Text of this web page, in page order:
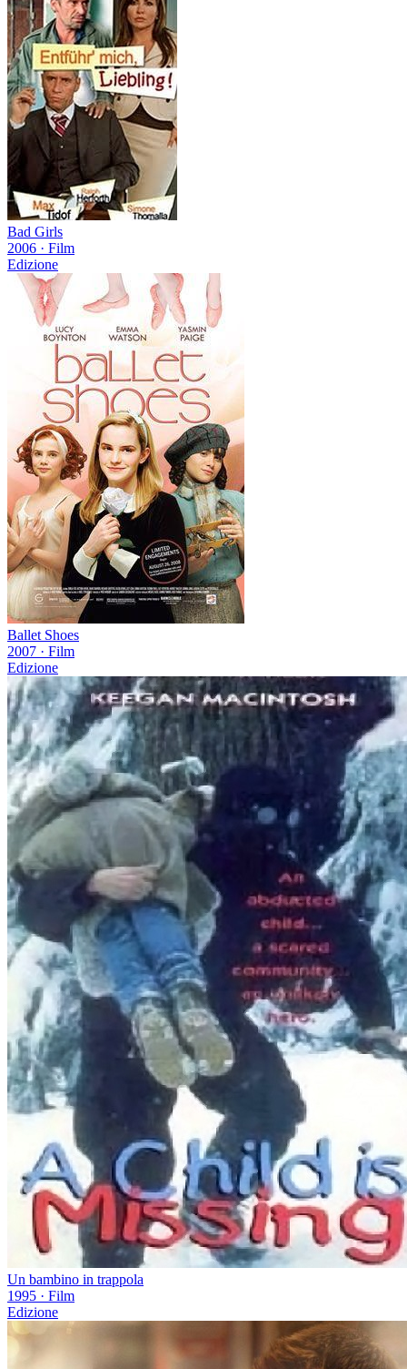
Bad Girls
2006 · Film
Edizione
Ballet Shoes
2007 · Film
Edizione
Un bambino in trappola
1995 · Film
Edizione